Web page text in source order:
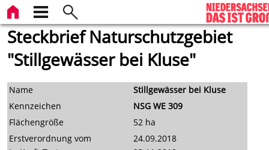
Steckbrief Naturschutzgebiet
"Stillgewässer bei Kluse"
Name
Stillgewässer bei Kluse
Kennzeichen
NSG WE 309
Flächengröße
52 ha
Erstverordnung vom
24.09.2018